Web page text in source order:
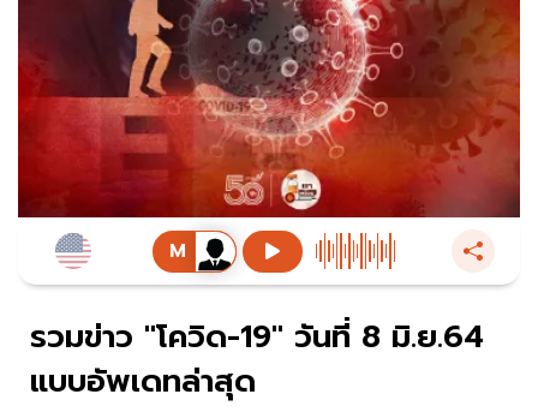
รวมข่าว "โควิด-19" วันที่ 8 มิ.ย.64
แบบอัพเดทล่าสุด